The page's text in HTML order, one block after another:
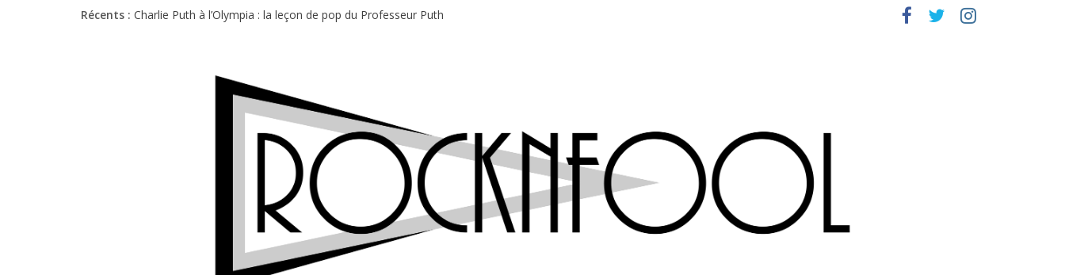
Récents : Charlie Puth à l’Olympia : la leçon de pop du Professeur Puth
Première édition du Midgard Festival : entre bière, métal et tatouages